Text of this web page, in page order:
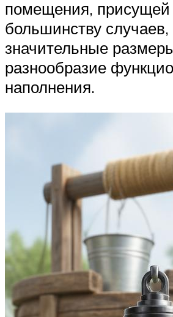
помещения, присущей
большинству случаев,
значительные
разнообразие
наполнения.